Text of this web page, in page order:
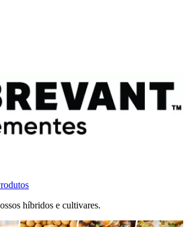
híbridos e cultivares.